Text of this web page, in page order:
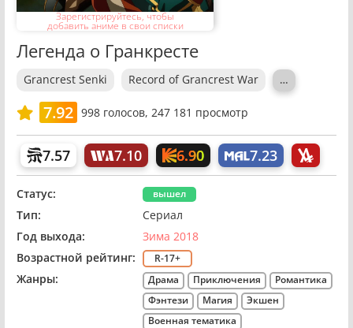
Зарегистрируйтесь, чтобы
добавить аниме в свои списки
Легенда о Гранкресте
Grancrest Senki Record of Grancrest War …
7.92 998голосов, 247 181 просмотр
7.57 7.10 6.90 7.23
Статус: вышел
Тип:
Сериал
Год выхода:
Зима 2018
Возрастной рейтинг:
R-17+
Жанры: Драма Приключения
Романтика
Фэнтези
Магия
Экшен
Военная тематика